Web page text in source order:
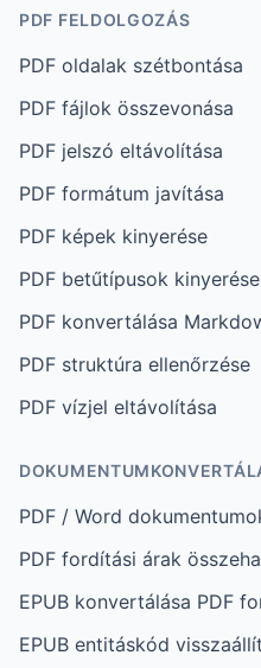
PDF FELDOLGOZÁS
PDF oldalak szétbontása
PDF fájlok összevonása
PDF jelszó eltávolítása
PDF formátum javítása
PDF képek kinyerése
PDF betűtípusok kinyerése
PDF konvertálása
PDF struktúra ellenőrzése
PDF vízjel eltávolítása
PDF / Word
PDF fordítási árak
EPUB konvertálása PDF
EPUB entitáskód